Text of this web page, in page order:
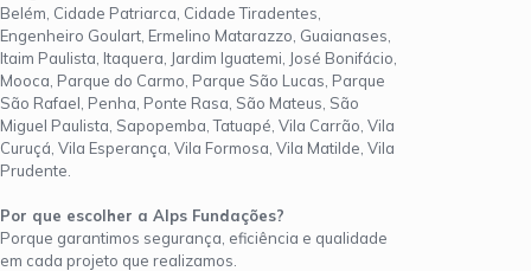
Belém, Cidade Patriarca, Cidade Tiradentes,
Engenheiro Goulart, Ermelino Matarazzo, Guaianases,
Itaim Paulista, Itaquera, Jardim Iguatemi, José Bonifácio,
Mooca, Parque do Carmo, Parque São Lucas, Parque
São Rafael, Penha, Ponte Rasa, São Mateus, São
Miguel Paulista, Sapopemba, Tatuapé, Vila Carrão, Vila
Curuçá, Vila Esperança, Vila Formosa, Vila Matilde, Vila
Prudente.
Por que escolher a Alps Fundações?
Porque garantimos segurança, eficiência e qualidade
em cada projeto que realizamos.